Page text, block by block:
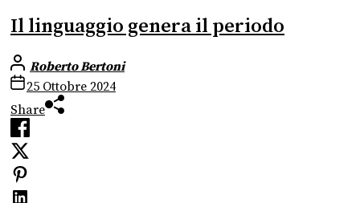
Il linguaggio genera il periodo
Roberto Bertoni
25 Ottobre 2024
Share